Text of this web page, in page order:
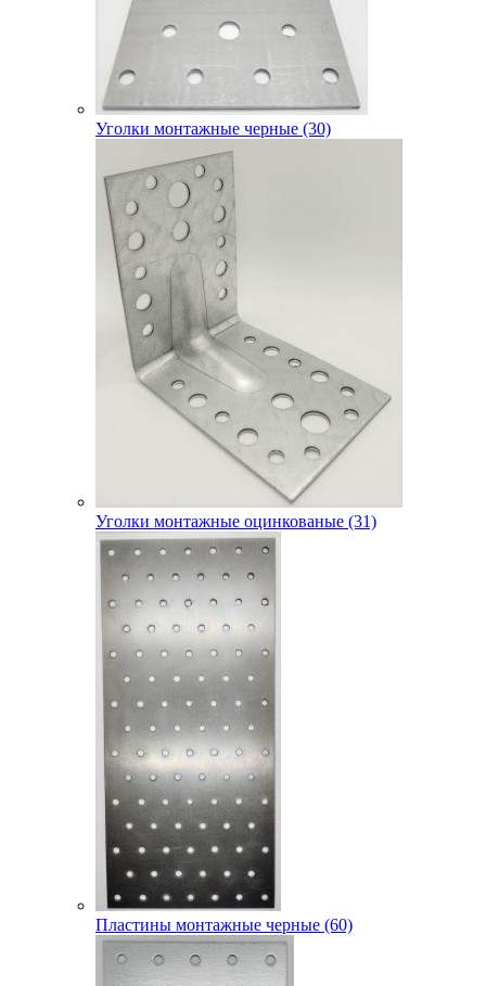
Уголки монтажные черные (30)
Уголки монтажные оцинкованые (31)
Пластины монтажные черные (60)